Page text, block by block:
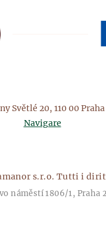
Světlé 20, 110 00 Praha
Navigare
s.r.o. Tutti i
náměstí 1806/1, Praha